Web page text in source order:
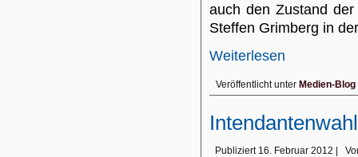
auch den Zustand
Steffen Grimberg in
Weiterlesen
Veröffentlicht unter Medien-Blog
Publiziert 16. Februar 2012